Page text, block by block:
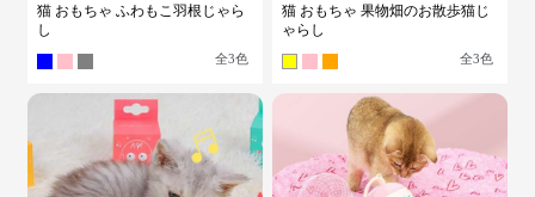
猫 おもちゃ ふわもこ羽根じゃら
し
全3色
猫 おもちゃ 果物畑のお散歩猫じ
ゃらし
全3色